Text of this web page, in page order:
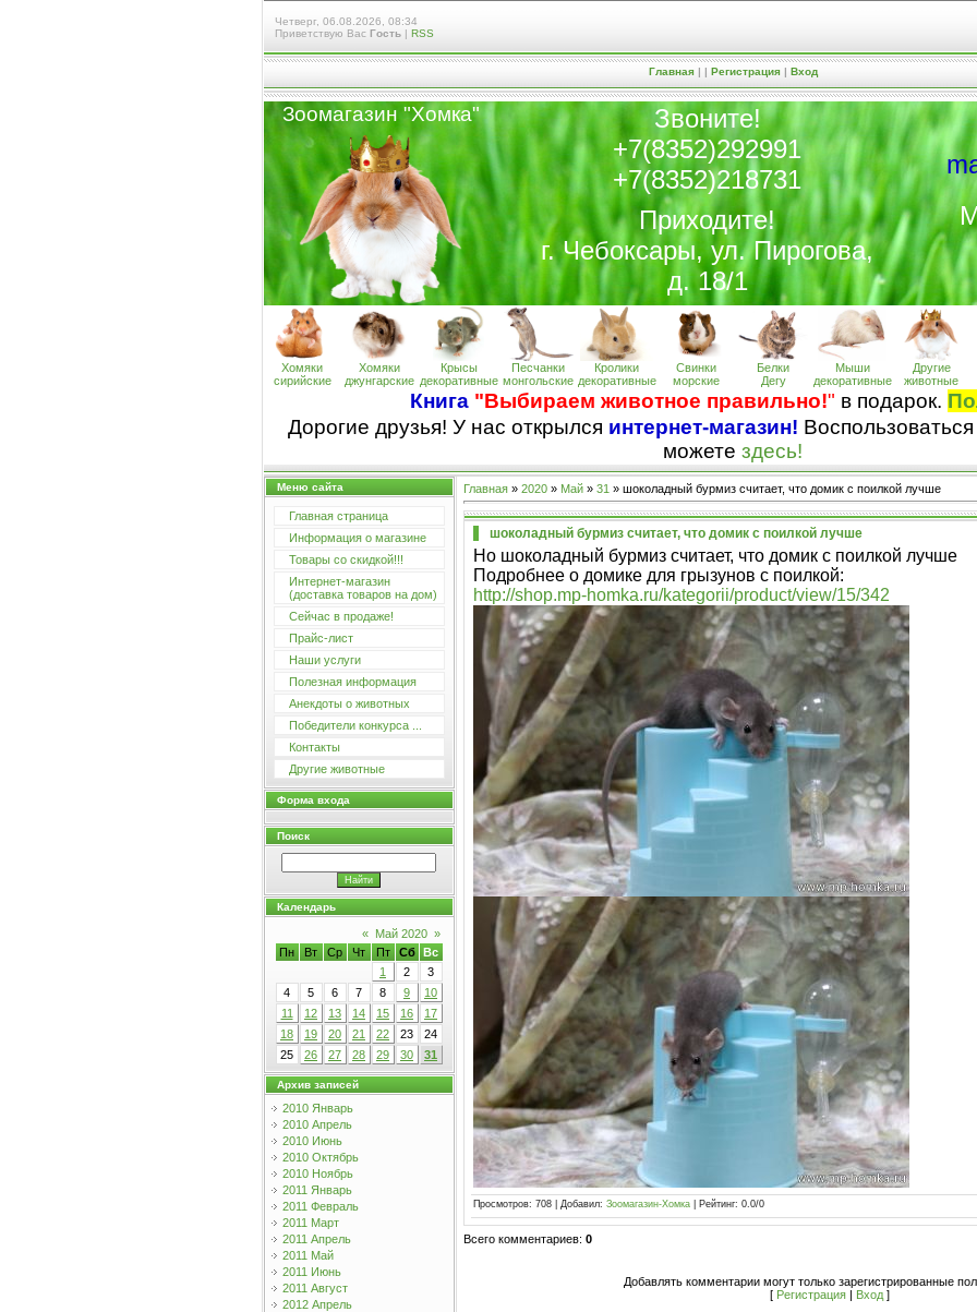
Четверг, 06.08.2026, 08:34
Приветствую Вас Гость| RSS
Главная| | Регистрация| Вход
Зоомагазин "Хомка"
Звоните!
+7(8352)292991
+7(8352)218731
Приходите!
г. Чебоксары, ул. Пирогова,
д. 18/1
Хомяки
сирийские
Хомяки
джунгарские
Крысы
декоративные
Песчанки
монгольские
Кролики
декоративные
Свинки
морские
Белки
Дегу
Мыши
декоративные
Другие
животные
Книга "Выбираем животное правильно!" в подарок.
Дорогие друзья! У нас открылся интернет-магазин!
можете здесь!
Меню сайта
Главная страница
Информация о магазине
Товары со скидкой!!!
Интернет-магазин
(доставка товаров на дом)
Сейчас в продаже!
Прайс-лист
Наши услуги
Полезная информация
Анекдоты о животных
Победители конкурса ...
Контакты
Другие животные
Форма входа
Поиск
Календарь
« Май 2020 »
Пн
Вт Ср Чт Пт Сб
Вс
1
2
3
4
5 6 7 8 9
10
11
12 13 14 15 16
17
18
19 20 21 22 23
24
25
26 27 28 29 30 31
Архив записей
2010 Январь
2010 Апрель
2010 Июнь
2010 Октябрь
2010 Ноябрь
2011 Январь
2011 Февраль
2011 Март
2011 Апрель
2011 Май
2011 Июнь
2011 Август
2012 Апрель
Главная» 2020 » Май » 31 » шоколадный бурмиз считает, что домик с поилкой лучше
шоколадный бурмиз считает, что домик с поилкой лучше
Но шоколадный бурмиз считает, что домик с поилкой лучше
Подробнее о домике для грызунов с поилкой:
http://shop.mp-homka.ru/kategorii/product/view/15/342
Просмотров: 708| Добавил: Зоомагазин-Хомка Рейтинг: 0.0/0
Всего комментариев: 0
Добавлять комментарии могут только зарегистрированные
[ Регистрация | Вход ]